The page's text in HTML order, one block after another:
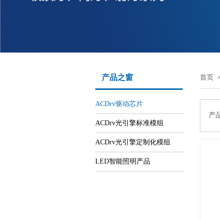
产品之窗 首页
ACDrv驱动芯片
ACDrv光引擎标准模组
ACDrv光引擎定制化模组
LED智能照明产品
产